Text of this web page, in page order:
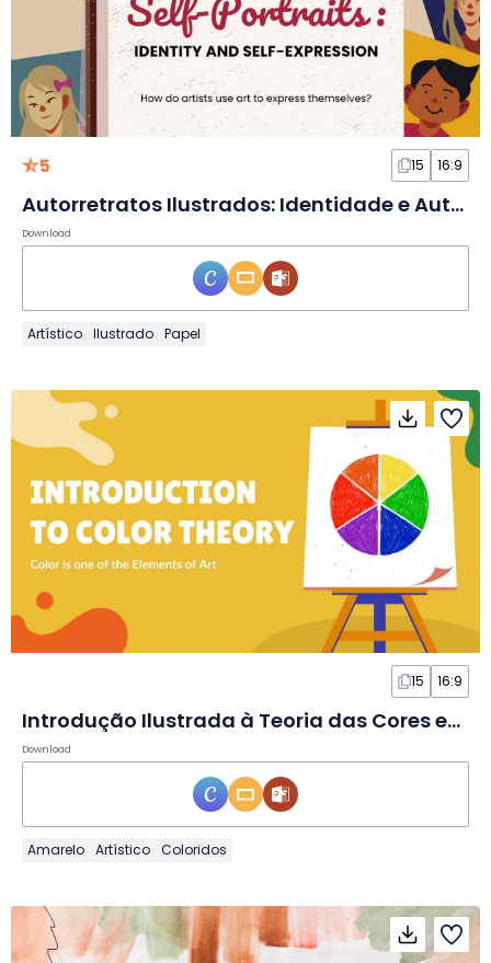
5 15 16:9
Autorretratos Ilustrados: Identidade e Autoexpressão em Slides
Download
Artístico Ilustrado Papel
15 16:9
Introdução Ilustrada à Teoria das Cores em Slides
Download
Amarelo Artístico Coloridos